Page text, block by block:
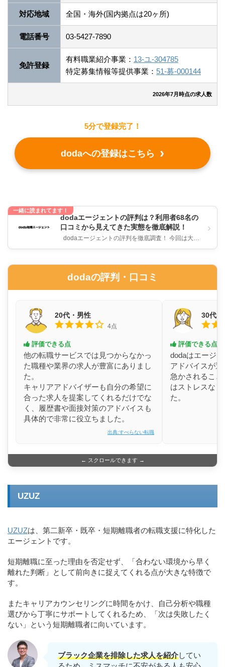
対応地域 全国・海外(国内拠点は20ヶ所)
電話番号 03-5427-7890
免許登録
有料職業紹介事業： 13-ユ-304785
特定募集情報等提供事業： 51-募-000144
2026年7月時点の求人数
5分で登録完了！
dodaへの登録はこちら
一緒に読まれてます！
dodaエージェントの評判は？利用者68名の
口コミから見えてきた実態を徹底解説！
dodaエージェントの評判を徹底調査！ 今回は大手
›
dodaの評判・口コミ
20代・男性
4点
評価できる点
他の転職サービスでは見つからなかっ
た職種や業界の求人が豊富にありまし
た。
キャリアアドバイザーも自分の希望に
合った求人を提案してくれるだけでな
く、履歴書や面接対策のアドバイスも
具体的で非常に役立ちました。
出典:すべらない転職
30代・
評価できる点
dodaはエージ
アドバイスが
急かされるこ
はストレスな
た。
← スクロールできます →
UZUZ
UZUZは、第二新卒・既卒・短期離職者の転職支援に特化した
エージェントです。
短期離職に至った理由を否定せず、「合わない環境から早く
離れた判断」として前向きに捉えてくれる点が大きな特徴で
す。
またキャリアカウンセリングに時間をかけ、自己分析や職種
選びから丁寧にサポートしてくれるため、「次は失敗したく
ない」という短期離職者に向いています。
ブラック企業を排除した求人を紹介してい